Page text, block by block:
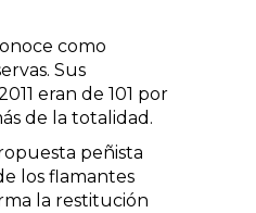
como
Sus
eran de 101 por
de la totalidad.
peñista
los flamantes
la restitución